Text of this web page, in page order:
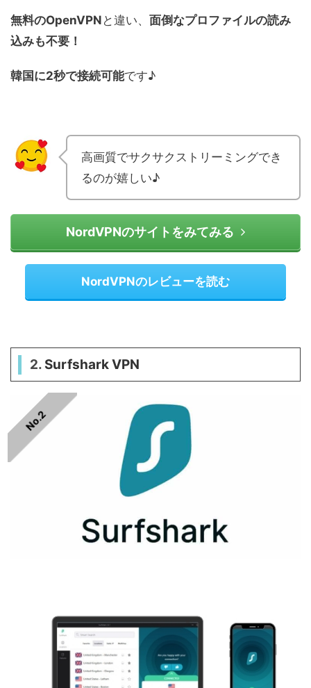
無料のOpenVPN と違い、 面倒なプロファイルの読み
込みも不要！
韓国に2秒で接続可能です♪
高画質でサクサクストリーミングでき
るのが嬉しい♪
NordVPNのサイトをみてみる
NordVPNのレビューを読む
2. Surfshark VPN
No.2